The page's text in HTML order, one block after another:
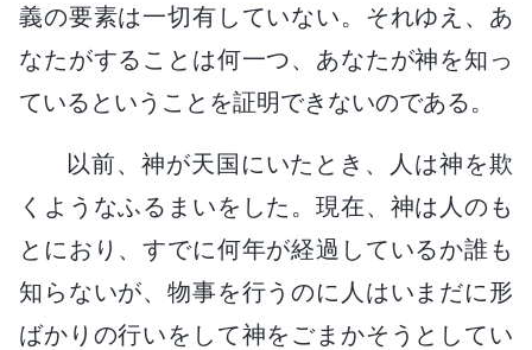
義の要素は一切有していない。それゆえ、あ
なたがすることは何一つ、あなたが神を知っ
ているということを証明できないのである。
以前、神が天国にいたとき、人は神を欺
くようなふるまいをした。現在、神は人のも
とにおり、すでに何年が経過しているか誰も
知らないが、物事を行うのに人はいまだに形
ばかりの行いをして神をごまかそうとしてい